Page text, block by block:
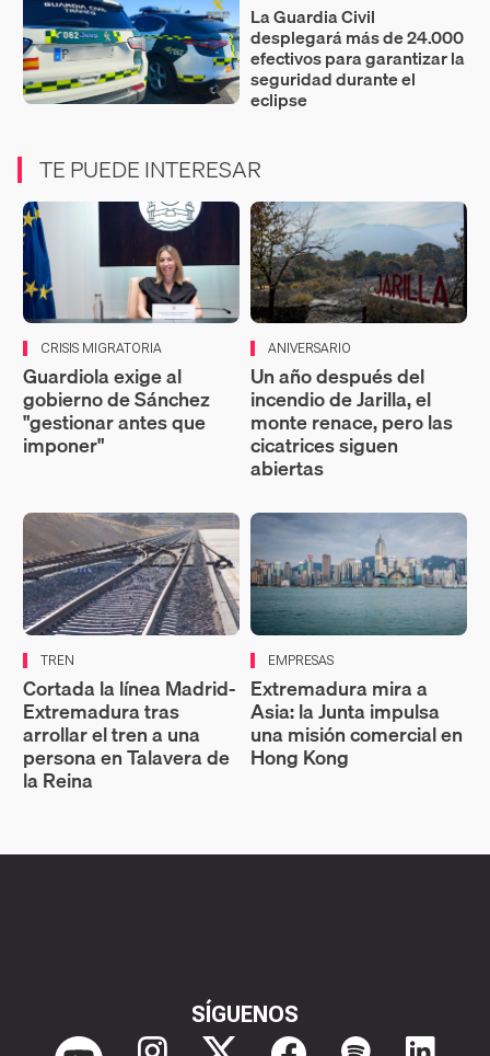
La Guardia Civil
desplegará más de 24.000
efectivos para garantizar la
seguridad durante el
eclipse
TE PUEDE INTERESAR
CRISIS MIGRATORIA
Guardiola exige al
gobierno de Sánchez
"gestionar antes que
imponer"
ANIVERSARIO
Un año después del
incendio de Jarilla, el
monte renace, pero las
cicatrices siguen
abiertas
TREN
Cortada la línea Madrid-
Extremadura tras
arrollar el tren a una
persona en Talavera de
la Reina
EMPRESAS
Extremadura mira a
Asia: la Junta impulsa
una misión comercial en
Hong Kong
SÍGUENOS